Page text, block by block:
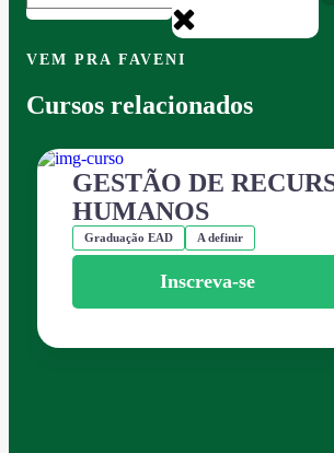
VEM PRA FAVENI
Cursos relacionados
GESTÃO DE
HUMANOS
Graduação EAD A definir
Inscreva-se